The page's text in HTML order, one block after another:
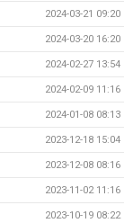
2024-03-21 09:20
2024-03-20 16:20
2024-02-27 13:54
2024-02-09 11:16
2024-01-08 08:13
2023-12-18 15:04
2023-12-08 08:16
2023-11-02 11:16
2023-10-19 08:22